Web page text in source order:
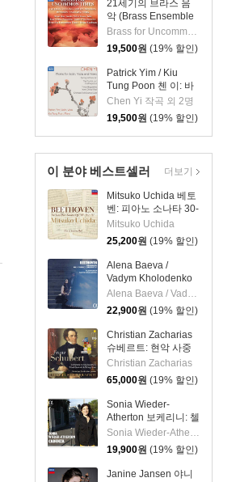
21세기의 브라스 음
악 (Brass Ensemble
Music - 21st Century)Brass for Uncommon Times 실내악
19,500원 (19% 할인)
Patrick Yim / Kiu
Tung Poon 첸 이: 바
이올린, 비올라, 피아
노 작품집 (Chen Yi:
Works For Violin,
Viola And Piano)
Chen Yi 작곡 외 2명
19,500원 (19% 할인)
이 분야 베스트셀러
Mitsuko Uchida 베토
벤: 피아노 소나타 30-
32번 (Beethoven:
Piano Sonatas Opp
109 110 & 111)
Mitsuko Uchida
25,200원 (19% 할인)
Alena Baeva /
Vadym Kholodenko
베토벤: 바이올린 소
나타 5번 '봄', 9번 '크
로이처', 3번
(Beethoven: Violin
Sonatas Nos. 5
"Spring", 9 'Kreutzer"
& 3)
Alena Baeva / Vadym Kholodenko
22,900원 (19% 할인)
Christian Zacharias
슈베르트: 현악 사중
주 전곡 외 (Schubert:
Complete String
Quartets, Trout
Quintet & String
Trios)
Christian Zacharias
65,000원 (19% 할인)
Sonia Wieder-
Atherton 보케리니: 첼
로 협주곡 편곡 버전
(Luigi Boccherini:
Cello Concertos
G.479, G.477, G.476)
Sonia Wieder-Atherton
19,900원 (19% 할인)
Janine Jansen 야니
더보기